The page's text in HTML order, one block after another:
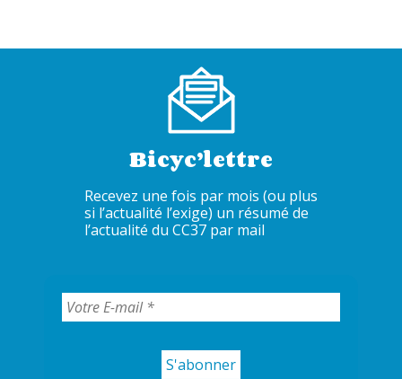
Bicyc’lettre
Recevez une fois par mois (ou plus
si l’actualité l’exige) un résumé de
l’actualité du CC37 par mail